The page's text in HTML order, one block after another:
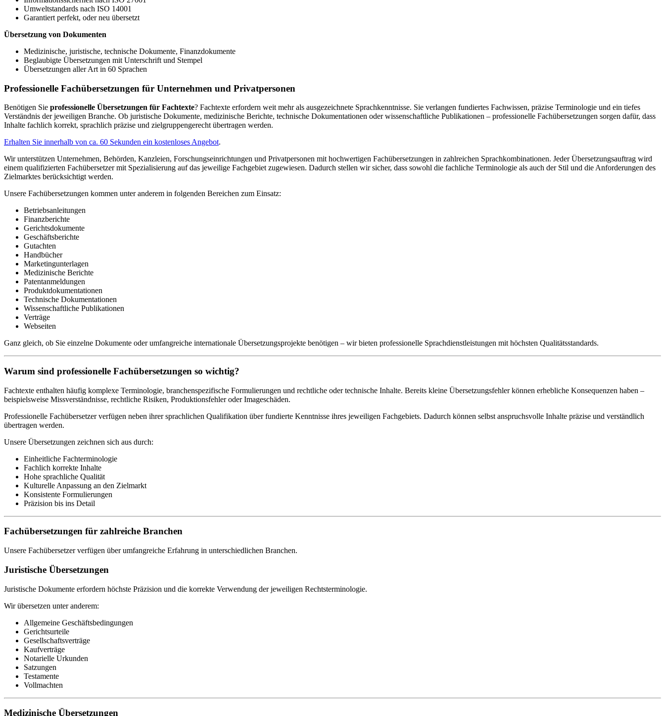
Umweltstandards nach ISO 14001
Garantiert perfekt, oder neu übersetzt
Übersetzung von Dokumenten
Medizinische, juristische, technische Dokumente, Finanzdokumente
Beglaubigte Übersetzungen mit Unterschrift und Stempel
Übersetzungen aller Art in 60 Sprachen
Professionelle Fachübersetzungen für Unternehmen und Privatpersonen
Benötigen Sie professionelle Übersetzungen für Fachtexte? Fachtexte erfordern weit mehr als ausgezeichnete Sprachkenntnisse. Sie verlangen fundiertes Fachwissen, präzise Terminologie und ein tiefes
Verständnis der jeweiligen Branche. Ob juristische Dokumente, medizinische Berichte, technische Dokumentationen oder wissenschaftliche Publikationen – professionelle Fachübersetzungen sorgen dafür, dass
Inhalte fachlich korrekt, sprachlich präzise und zielgruppengerecht übertragen werden.
Erhalten Sie innerhalb von ca. 60 Sekunden ein kostenloses Angebot.
Wir unterstützen Unternehmen, Behörden, Kanzleien, Forschungseinrichtungen und Privatpersonen mit hochwertigen Fachübersetzungen in zahlreichen Sprachkombinationen. Jeder Übersetzungsauftrag wird
einem qualifizierten Fachübersetzer mit Spezialisierung auf das jeweilige Fachgebiet zugewiesen. Dadurch stellen wir sicher, dass sowohl die fachliche Terminologie als auch der Stil und die Anforderungen des
Zielmarktes berücksichtigt werden.
Unsere Fachübersetzungen kommen unter anderem in folgenden Bereichen zum Einsatz:
Betriebsanleitungen
Finanzberichte
Gerichtsdokumente
Geschäftsberichte
Gutachten
Handbücher
Marketingunterlagen
Medizinische Berichte
Patentanmeldungen
Produktdokumentationen
Technische Dokumentationen
Wissenschaftliche Publikationen
Verträge
Webseiten
Ganz gleich, ob Sie einzelne Dokumente oder umfangreiche internationale Übersetzungsprojekte benötigen – wir bieten professionelle Sprachdienstleistungen mit höchsten Qualitätsstandards.
Warum sind professionelle Fachübersetzungen so wichtig?
Fachtexte enthalten häufig komplexe Terminologie, branchenspezifische Formulierungen und rechtliche oder technische Inhalte. Bereits kleine Übersetzungsfehler können erhebliche Konsequenzen haben –
beispielsweise Missverständnisse, rechtliche Risiken, Produktionsfehler oder Imageschäden.
Professionelle Fachübersetzer verfügen neben ihrer sprachlichen Qualifikation über fundierte Kenntnisse ihres jeweiligen Fachgebiets. Dadurch können selbst anspruchsvolle Inhalte präzise und verständlich
übertragen werden.
Unsere Übersetzungen zeichnen sich aus durch:
Einheitliche Fachterminologie
Fachlich korrekte Inhalte
Hohe sprachliche Qualität
Kulturelle Anpassung an den Zielmarkt
Konsistente Formulierungen
Präzision bis ins Detail
Fachübersetzungen für zahlreiche Branchen
Unsere Fachübersetzer verfügen über umfangreiche Erfahrung in unterschiedlichen Branchen.
Juristische Übersetzungen
Juristische Dokumente erfordern höchste Präzision und die korrekte Verwendung der jeweiligen Rechtsterminologie.
Wir übersetzen unter anderem:
Allgemeine Geschäftsbedingungen
Gerichtsurteile
Gesellschaftsverträge
Kaufverträge
Notarielle Urkunden
Satzungen
Testamente
Vollmachten
Medizinische Übersetzungen